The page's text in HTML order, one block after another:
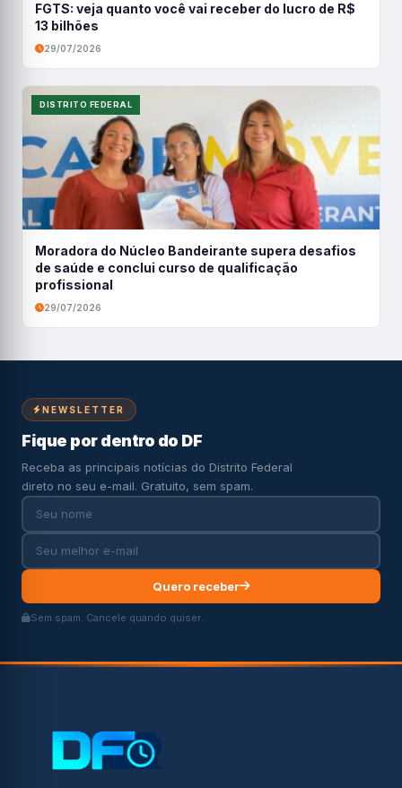
FGTS: veja quanto você vai receber do lucro de R$
13 bilhões
29/07/2026
DISTRITO FEDERAL
Moradora do Núcleo Bandeirante supera desafios
de saúde e conclui curso de qualificação
profissional
29/07/2026
NEWSLETTER
Fique por dentro do DF
Receba as principais notícias do Distrito Federal
direto no seu e-mail. Gratuito, sem spam.
Quero receber
Sem spam. Cancele quando quiser.